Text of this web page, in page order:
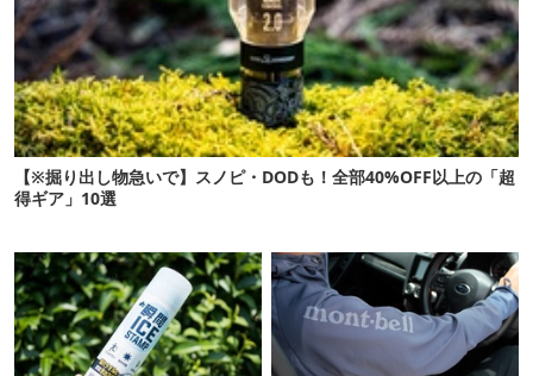
【※掘り出し物急いで】スノピ・DODも！全部40%OFF以上の「超
得ギア」10選